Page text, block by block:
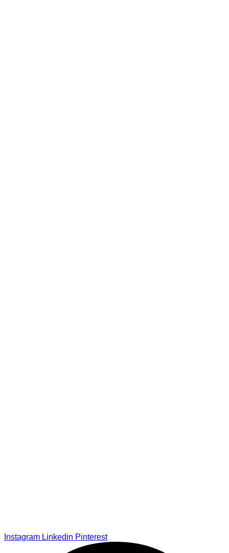
Instagram Linkedin Pinterest